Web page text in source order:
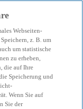
für
Webseiten-
z. B. um
um statistische
zu erheben,
die auf Ihre
Speicherung und
Wenn Sie auf
Sie der